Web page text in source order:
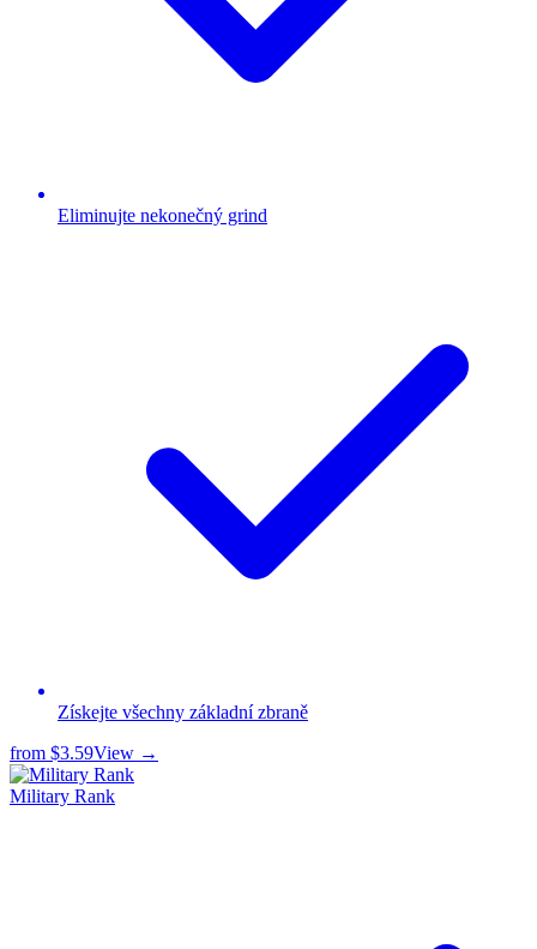
Eliminujte nekonečný grind
Získejte všechny základní zbraně
from $3.59View →
Military Rank